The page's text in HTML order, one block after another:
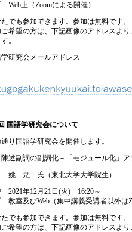
Web上（Zoomによる開催）
でも参加できます。参加は無料です。
希望の方は、下記画像のアドレスよ
。
研究会メールアドレス
国語学研究会について
り 国語学研究会を開催します。
述副詞の副詞化－「モジュール化」ア
姚 尭 氏（東北大学大学院生）
2021年12月 21日 (火) 16:20～
教室及びWeb（集中講義受講者以外は
でも参加できます。参加は無料です。
希望の方は、下記画像のアドレスよ